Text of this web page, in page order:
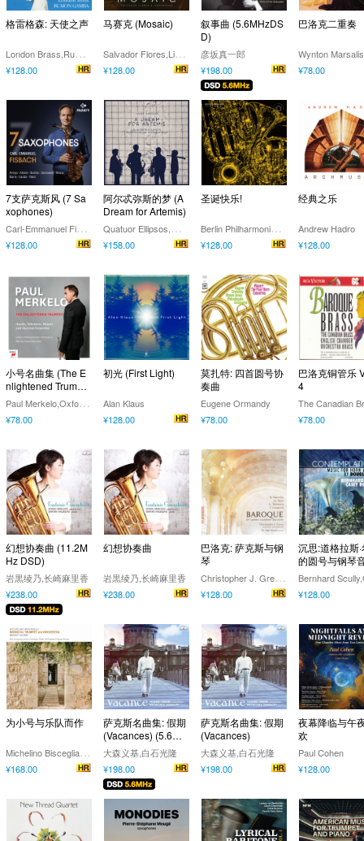
格雷格森: 天使之声
L
ondon Brass,Rumon Gamba
¥128.00
马赛克 (Mosaic)
S
alvador Flores,Liz Ames
¥128.00
叙事曲 (5.6MHzDS
D)
彦坂真一郎
¥198.00
巴洛克二重奏
¥78.00
7支萨克斯风 (7 Sa
xophones)
C
arl-Emmanuel Fisbach
¥128.00
阿尔忒弥斯的梦 (A
Dream for Artemis)
Q
uatuor Ellipsos,Orchestre Victor Hugo,Jean-François Verdier,Jim Francis
¥158.00
圣诞快乐!
B
erlin Philharmonic Brass
¥128.00
经典之乐
Andrew Hadro
¥128.00
小号名曲集 (The E
nlightened Trumpe
t)
P
aul Merkelo,Oxford Philharmonic Orchestra,Marios Papadopoulos
¥78.00
初光 (First Light)
Alan Klaus
¥128.00
莫扎特: 四首圆号协
奏曲
Eugene Ormandy
¥78.00
巴洛克铜管乐
4
The Canadian
¥78.00
幻想协奏曲 (11.2M
Hz DSD)
岩黒绫乃,长崎麻里香
¥238.00
幻想协奏曲
岩黒绫乃,长崎麻里香
¥238.00
巴洛克: 萨克斯与钢
琴
C
hristopher J. Greco,Po Sim Head
¥128.00
沉思:道格拉斯
的圆号与钢琴
Music for
ano by
¥128.00
为小号与乐队而作
M
ichelino Bisceglia,Benny Wiame
¥168.00
萨克斯名曲集: 假期
(Vacances) (5.6MH
z DSD)
大森义基,白石光隆
¥198.00
萨克斯名曲集: 假期
(Vacances)
大森义基,白石光隆
¥198.00
夜幕降临与午
欢
Paul Cohen
¥128.00